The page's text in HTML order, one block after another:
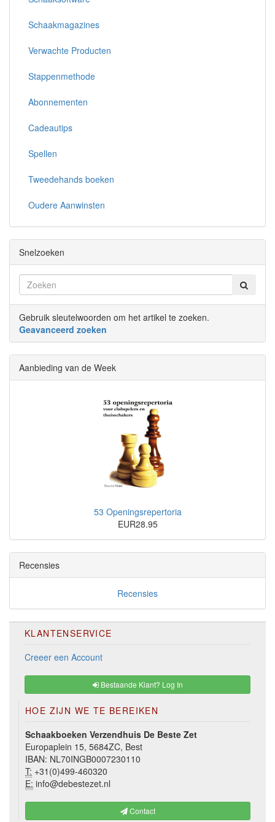
Schaakmagazines
Verwachte Producten
Stappenmethode
Abonnementen
Cadeautips
Spellen
Tweedehands boeken
Oudere Aanwinsten
Snelzoeken
Gebruik sleutelwoorden om het artikel te zoeken.
Geavanceerd zoeken
Aanbieding van de Week
53 Openingsrepertoria
EUR28.95
Recensies
Recensies
KLANTENSERVICE
Creeer een Account
Bestaande Klant? Log In
HOE ZIJN WE TE BEREIKEN
Schaakboeken Verzendhuis De Beste Zet
Europaplein 15, 5684ZC, Best
IBAN: NL70INGB0007230110
T: +31(0)499-460320
E: info@debestezet.nl
Contact